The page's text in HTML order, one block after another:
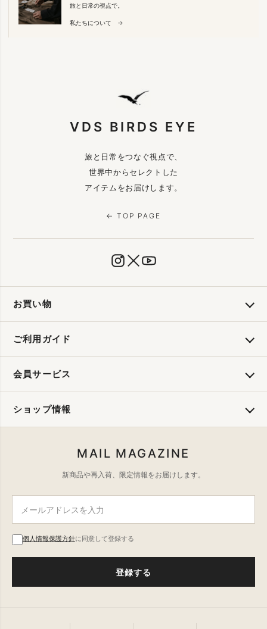
旅と日常の視点で。
私たちについて →
VDS BIRDS EYE
旅と日常をつなぐ視点で、
世界中からセレクトした
アイテムをお届けします。
← TOP PAGE
お買い物
ご利用ガイド
会員サービス
ショップ情報
MAIL MAGAZINE
新商品や再入荷、限定情報をお届けします。
個人情報保護方針に同意して登録する
登録する